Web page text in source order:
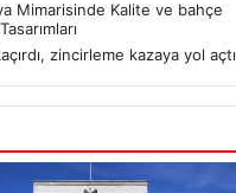
Mimarisinde Kalite ve bahçe
zincirleme kazaya yol açtı